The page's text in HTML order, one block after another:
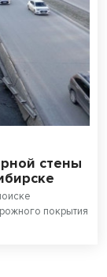
стены
покрытия